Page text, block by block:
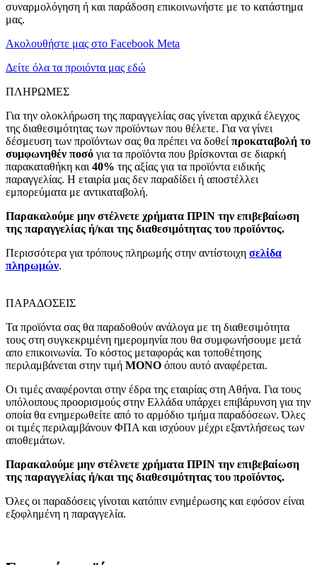
συναρμολόγηση ή και παράδοση επικοινωνήστε με το κατάστημα
μας.
Ακολουθήστε μας στο Facebook Meta
Δείτε όλα τα προιόντα μας εδώ
ΠΛΗΡΩΜΕΣ
Για την ολοκλήρωση της παραγγελίας σας γίνεται αρχικά έλεγχος
της διαθεσιμότητας των προϊόντων που θέλετε. Για να γίνει
δέσμευση των προϊόντων σας θα πρέπει να δοθεί προκαταβολή το
συμφωνηθέν ποσό για τα προϊόντα που βρίσκονται σε διαρκή
παρακαταθήκη και 40% της αξίας για τα προϊόντα ειδικής
παραγγελίας. Η εταιρία μας δεν παραδίδει ή αποστέλλει
εμπορεύματα με αντικαταβολή.
Παρακαλούμε μην στέλνετε χρήματα ΠΡΙΝ την επιβεβαίωση
της παραγγελίας ή/και της διαθεσιμότητας του προϊόντος.
Περισσότερα για τρόπους πληρωμής στην αντίστοιχη σελίδα
πληρωμών.
ΠΑΡΑΔΟΣΕΙΣ
Τα προϊόντα σας θα παραδοθούν ανάλογα με τη διαθεσιμότητα
τους στη συγκεκριμένη ημερομηνία που θα συμφωνήσουμε μετά
απο επικοινωνία. Το κόστος μεταφοράς και τοποθέτησης
περιλαμβάνεται στην τιμή MONO όπου αυτό αναφέρεται.
Οι τιμές αναφέρονται στην έδρα της εταιρίας στη Αθήνα. Για τους
υπόλοιπους προορισμούς στην Ελλάδα υπάρχει επιβάρυνση για την
οποία θα ενημερωθείτε από το αρμόδιο τμήμα παραδόσεων. Όλες
οι τιμές περιλαμβάνουν ΦΠΑ και ισχύουν μέχρι εξαντλήσεως των
αποθεμάτων.
Παρακαλούμε μην στέλνετε χρήματα ΠΡΙΝ την επιβεβαίωση
της παραγγελίας ή/και της διαθεσιμότητας του προϊόντος.
Όλες οι παραδόσεις γίνοται κατόπιν ενημέρωσης και εφόσον είναι
εξοφλημένη η παραγγελία.